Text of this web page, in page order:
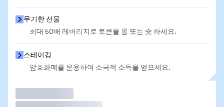
무기한 선물
최대 50배 레버리지로 토큰을 롱 또는 숏 하세요.
스테이킹
암호화폐를 운용하여 소극적 소득을 얻으세요.